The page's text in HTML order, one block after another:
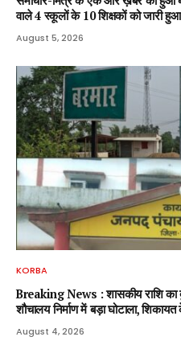
वाले 4 स्कूलों के 10 शिक्षकों को जारी
August 5, 2026
KORBA
Breaking News : शासकीय राशि का
शौचालय निर्माण में बड़ा घोटाला, शिकायत
August 4, 2026